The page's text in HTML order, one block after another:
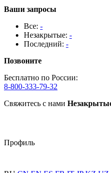
Ваши запросы
Все: -
Незакрытые: -
Последний: -
Позвоните
Бесплатно по России:
8-800-333-79-32
Свяжитесь с нами
Профиль